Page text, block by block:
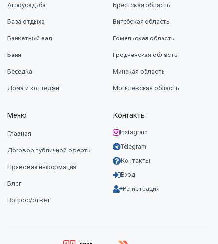
Агроусадьба
База отдыха
Банкетный зал
Баня
Беседка
Дома и коттеджи
Брестская область
Витебская область
Гомельская область
Гродненская область
Минская область
Могилевская область
Меню
Главная
Договор публичной оферты
Правовая информация
Блог
Вопрос/ответ
Контакты
Instagram
Telegram
Контакты
Вход
Регистрация